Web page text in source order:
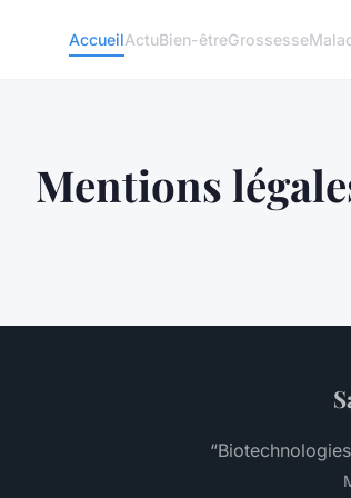
AccueilActuBien-êtreGrossesse
Mentions